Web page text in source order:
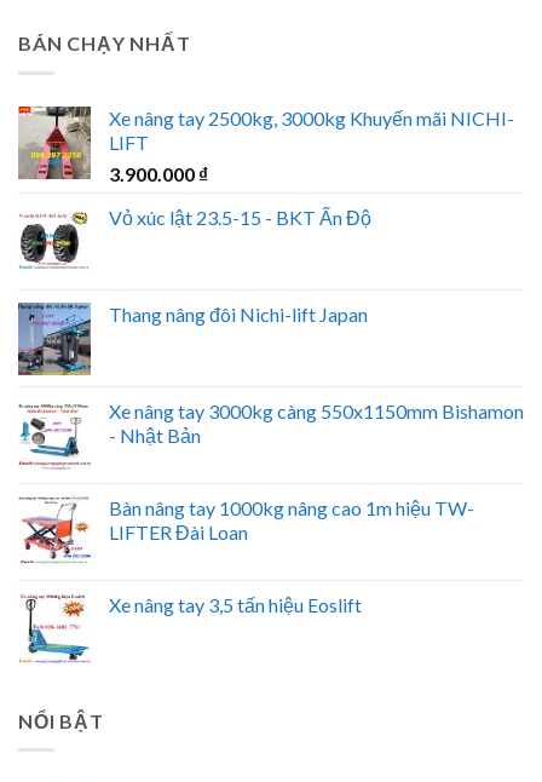
BÁN CHẠY NHẤT
Xe nâng tay 2500kg, 3000kg Khuyến mãi NICHI-
LIFT
3.900.000 ₫
Vỏ xúc lật 23.5-15 - BKT Ấn Độ
Thang nâng đôi Nichi-lift Japan
Xe nâng tay 3000kg càng 550x1150mm Bishamon
- Nhật Bản
Bàn nâng tay 1000kg nâng cao 1m hiệu TW-
LIFTER Đài Loan
Xe nâng tay 3,5 tấn hiệu Eoslift
NỔI BẬT